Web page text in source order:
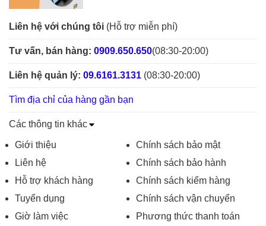
Liên hệ với chúng tôi (Hỗ trợ miễn phí)
Tư vấn, bán hàng: 0909.650.650(08:30-20:00)
Liên hệ quản lý: 09.6161.3131 (08:30-20:00)
Tìm địa chỉ của hàng gần bạn
Các thông tin khác
Giới thiệu
Liên hệ
Hỗ trợ khách hàng
Tuyển dụng
Giờ làm việc
Chính sách bảo mật
Chính sách bảo hành
Chính sách kiểm hàng
Chính sách vận chuyển
Phương thức thanh toán